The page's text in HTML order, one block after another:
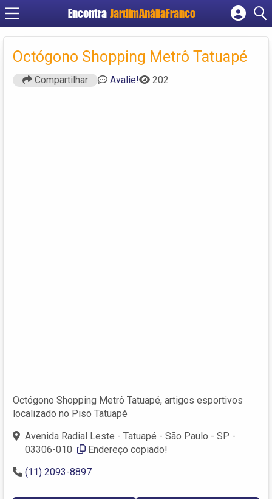
Encontra JardimAnáliaFranco
Cadastrar empresa
Criar conta
Octógono Shopping Metrô Tatuapé
Compartilhar Avalie! 202
Octógono Shopping Metrô Tatuapé, artigos esportivos
localizado no Piso Tatuapé
Avenida Radial Leste - Tatuapé - São Paulo - SP -
03306-010 ‎
Endereço copiado!
(11) 2093-8897